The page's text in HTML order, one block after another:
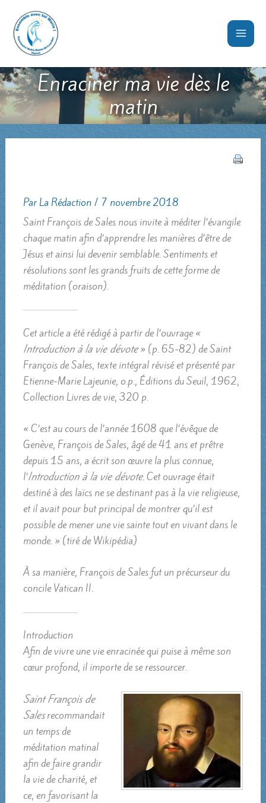
contenu
Enraciner ma vie dès le
matin
ParLa Rédaction / 7 novembre 2018
Saint François de Sales nous invite à méditer l’évangile
chaque matin afin d’apprendre les manières d’être de
Jésus et ainsi lui devenir semblable. Sentiments et
résolutions sont les grands fruits de cette forme de
méditation (oraison).
Cet article a été rédigé à partir de l’ouvrage «
Introduction à la vie dévote» (p. 65-82) de Saint
François de Sales, texte intégral révisé et présenté par
Etienne-Marie Lajeunie, o.p., Éditions du Seuil, 1962,
Collection Livres de vie, 320 p.
« C’est au cours de l’année 1608 que l’évêque de
Genève, François de Sales, âgé de 41 ans et prêtre
depuis 15 ans, a écrit son œuvre la plus connue,
l’Introduction à la vie dévote. Cet ouvrage était
destiné à des laïcs ne se destinant pas à la vie religieuse,
et il avait pour but principal de montrer qu’il est
possible de mener une vie sainte tout en vivant dans le
monde. » (tiré de Wikipédia)
À sa manière, François de Sales fut un précurseur du
concile Vatican II.
Introduction
Afin de vivre une vie enracinée qui puise à même son
cœur profond, il importe de se ressourcer.
Saint François de
Salesrecommandait
un temps de
méditation matinal
afin de faire grandir
la vie de charité, et
ce, en favorisant la